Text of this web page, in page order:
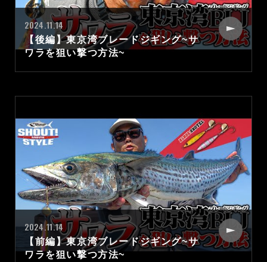
2024.11.14
【後編】東京湾ブレードジギング~サ
ワラを狙い撃つ方法~
2024.11.14
【前編】東京湾ブレードジギング~サ
ワラを狙い撃つ方法~